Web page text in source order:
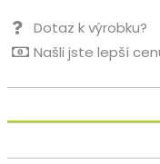
Dotaz k výrobku?
Našli jste lepší